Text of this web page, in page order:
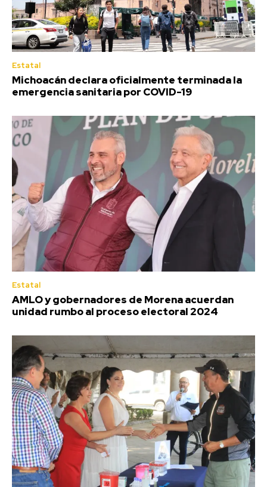
Estatal
Michoacán declara oficialmente terminada la
emergencia sanitaria por COVID-19
Estatal
AMLO y gobernadores de Morena acuerdan
unidad rumbo al proceso electoral 2024